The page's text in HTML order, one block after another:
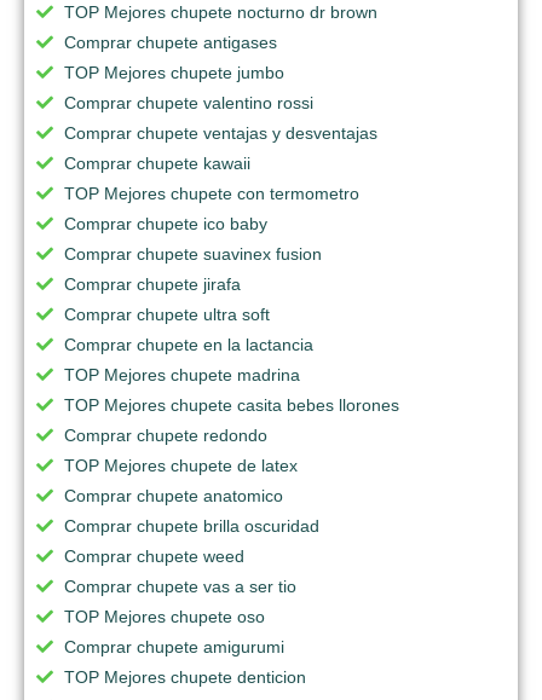
TOP Mejores chupete nocturno dr brown
Comprar chupete antigases
TOP Mejores chupete jumbo
Comprar chupete valentino rossi
Comprar chupete ventajas y desventajas
Comprar chupete kawaii
TOP Mejores chupete con termometro
Comprar chupete ico baby
Comprar chupete suavinex fusion
Comprar chupete jirafa
Comprar chupete ultra soft
Comprar chupete en la lactancia
TOP Mejores chupete madrina
TOP Mejores chupete casita bebes llorones
Comprar chupete redondo
TOP Mejores chupete de latex
Comprar chupete anatomico
Comprar chupete brilla oscuridad
Comprar chupete weed
Comprar chupete vas a ser tio
TOP Mejores chupete oso
Comprar chupete amigurumi
TOP Mejores chupete denticion